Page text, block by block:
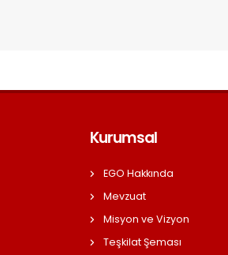
Kurumsal
EGO Hakkında
Mevzuat
Misyon ve Vizyon
Teşkilat Şeması